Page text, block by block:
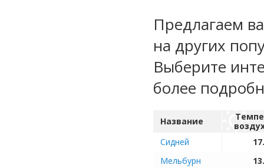
Предлагаем
на других
Выберите
более
Название
Сидней
Мельбурн